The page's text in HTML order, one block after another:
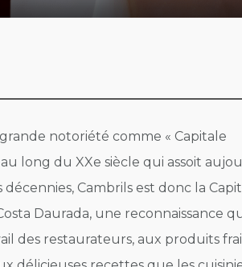
notoriété comme « Capitale
long du XXe siècle qui assoit
Cambrils est donc la
Daurada, une reconnaissance
des restaurateurs, aux produits